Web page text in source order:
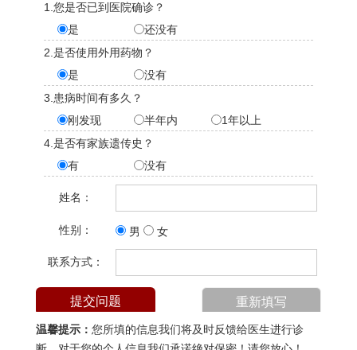
1.您是否已到医院确诊？
是
还没有
2.是否使用外用药物？
是
没有
3.患病时间有多久？
刚发现
半年内
1年以上
4.是否有家族遗传史？
有
没有
姓名：
性别： 男 女
联系方式：
温馨提示： 您所填的信息我们将及时反馈给医生进行诊